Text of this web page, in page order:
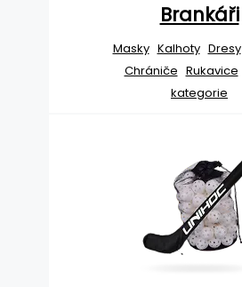
Brankáři
Masky Kalhoty Dresy
Chrániče Rukavice
kategorie